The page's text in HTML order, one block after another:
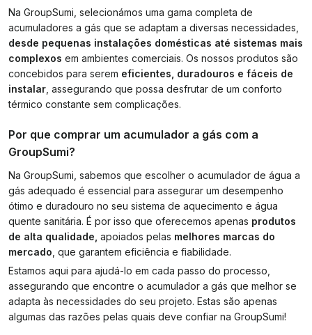
Na GroupSumi, selecionámos uma gama completa de
acumuladores a gás que se adaptam a diversas necessidades,
desde pequenas instalações domésticas até sistemas mais
complexos em ambientes comerciais. Os nossos produtos são
concebidos para serem eficientes, duradouros e fáceis de
instalar , assegurando que possa desfrutar de um conforto
térmico constante sem complicações.
Por que comprar um acumulador a gás com a
GroupSumi?
Na GroupSumi, sabemos que escolher o acumulador de água a
gás adequado é essencial para assegurar um desempenho
ótimo e duradouro no seu sistema de aquecimento e água
quente sanitária. É por isso que oferecemos apenas produtos
de alta qualidade, apoiados pelas melhores marcas do
mercado , que garantem eficiência e fiabilidade.
Estamos aqui para ajudá-lo em cada passo do processo,
assegurando que encontre o acumulador a gás que melhor se
adapta às necessidades do seu projeto. Estas são apenas
algumas das razões pelas quais deve confiar na GroupSumi!